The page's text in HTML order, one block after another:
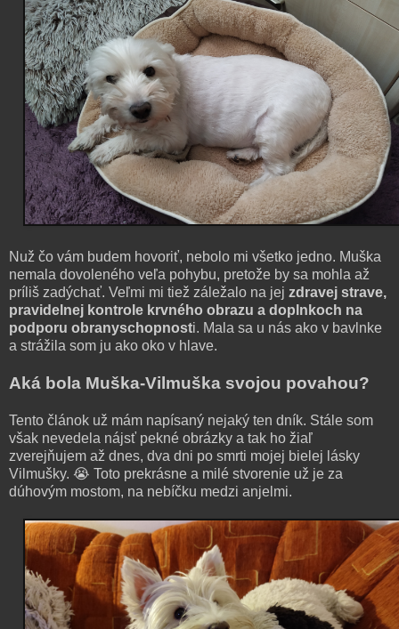
Nuž čo vám budem hovoriť, nebolo mi všetko jedno. Muška
nemala dovoleného veľa pohybu, pretože by sa mohla až
príliš zadýchať. Veľmi mi tiež záležalo na jej zdravej strave,
pravidelnej kontrole krvného obrazu a doplnkoch na
podporu obranyschopnosti. Mala sa u nás ako v bavlnke
a strážila som ju ako oko v hlave.
Aká bola Muška-Vilmuška svojou povahou?
Tento článok už mám napísaný nejaký ten dník. Stále som
však nevedela nájsť pekné obrázky a tak ho žiaľ
zverejňujem až dnes, dva dni po smrti mojej bielej lásky
Vilmušky. 😭 Toto prekrásne a milé stvorenie už je za
dúhovým mostom, na nebíčku medzi anjelmi.